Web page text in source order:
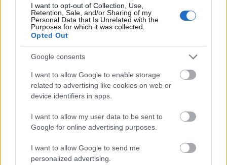
I want to opt-out of Collection, Use,
Retention, Sale, and/or Sharing of my
Personal Data that Is Unrelated with the
Purposes for which it was collected.
Opted Out
Google consents
I want to allow Google to enable storage
related to advertising like cookies on web or
device identifiers in apps.
I want to allow my user data to be sent to
Google for online advertising purposes.
I want to allow Google to send me
personalized advertising.
Fáklyafényben tárul fel Székesfehérvár történelmi
belvárosa